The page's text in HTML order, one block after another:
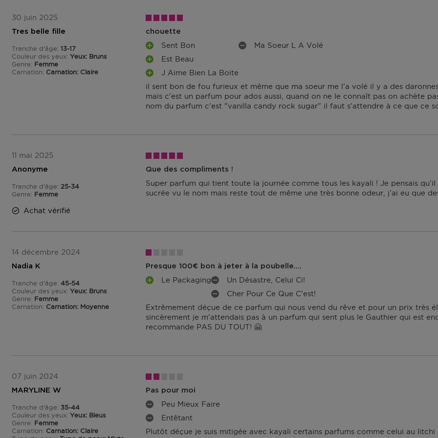
30 juin 2025
chouette
il sent bon de fou furieux et même que ma soeur me l'a volé il y a des
mais c'est un parfum pour ados aussi, quand on ne le connaît pas on achète
nom du parfum c'est "vanilla candy rock sugar" il faut s'attendre à ce que ce
A
V
A
N
T
A
G
Sent Bon
A
V
A
Est Beau
A
V
A
N
G
S
J Aime Bien La Boite
I
N
V
É
E
Ma Soeur L A Volé
Tres belle fille
Tranche d'âge
De 13 à 17
13-17
Couleur des yeux Yeux: Bruns
Genre
Femme
Carnation
Carnation: Claire
11 mai 2025
Que des compliments !
Super parfum qui tient toute la journée comme tous les kayali ! Je pensais
sucrée vu le nom mais reste tout de même une très bonne odeur, j’ai eu que
Anonyme
Tranche d'âge
De 25 à 34
25-34
Genre
Femme
Achat vérifié
14 décembre 2024
Presque 100€ bon à jeter à la poubelle....
Extrêmement déçue de ce parfum qui nous vend du rêve et pour un prix très
sincèrement je m'attendais pas à un parfum qui sent plus le Gauthier qui est
recommande PAS DU TOUT! 🤗
A
A
Le PackagingI
N
O
N
S
Un Désastre, Celui Ci!
I
N
C
O
É
T
Cher Pour Ce Que C'est!
Nadia K
Tranche d'âge
De 45 à 54
45-54
Couleur des yeux Yeux: Bruns
Genre
Femme
Carnation
Carnation: Moyenne
07 juin 2024
Pas pour moi
Plutôt déçue je suis mitigée avec kayali certains parfums comme celui au
I
N
C
Peu Mieux Faire
I
N
Entêtant
MARYLINE W
Tranche d'âge
De 35 à 44
35-44
Couleur des yeux Yeux: Bleus
Genre
Femme
Carnation
Carnation: Claire